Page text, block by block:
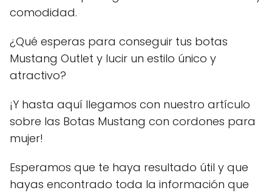
comodidad.
¿Qué esperas para conseguir tus botas
Mustang Outlet y lucir un estilo único y
atractivo?
¡Y hasta aquí llegamos con nuestro artículo
sobre las Botas Mustang con cordones para
mujer!
Esperamos que te haya resultado útil y que
hayas encontrado toda la información que